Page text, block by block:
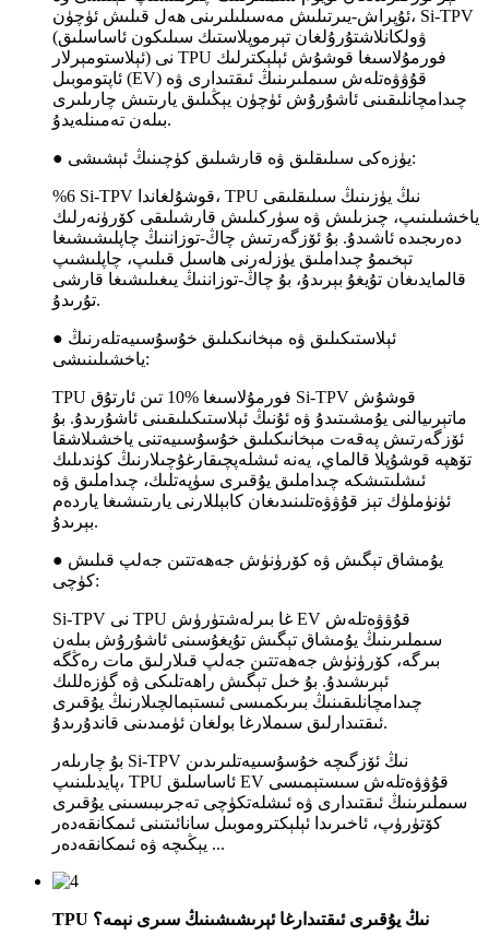
ئۇپراش-يىرتىلىش مەسىلىلىرىنى ھەل قىلىش ئۈچۈن، Si-TPV
(ۋولكانلاشتۇرۇلغان تېرموپلاستىك سىلىكون ئاساسلىق
ئېلاستومېرلار) نى TPU فورمۇلاسىغا قوشۇش ئېلېكترلىك
ئاپتوموبىل (EV) قۇۋۋەتلەش سىملىرىنىڭ ئىقتىدارى ۋە
چىدامچانلىقىنى ئاشۇرۇش ئۈچۈن يېڭىلىق يارىتىش چارىلىرى
بىلەن تەمىنلەيدۇ.
● يۈزەكى سىلىقلىق ۋە قارشىلىق كۈچىنىڭ ئېشىشى:
%6 Si-TPV قوشۇلغاندا، TPU نىڭ يۈزىنىڭ سىلىقلىقى
ياخشىلىنىپ، چىزىلىش ۋە سۈركىلىش قارشىلىقى كۆرۈنەرلىك
دەرىجىدە ئاشىدۇ. بۇ ئۆزگەرتىش چاڭ-توزاننىڭ چاپلىشىشىغا
تېخىمۇ چىداملىق يۈزلەرنى ھاسىل قىلىپ، چاپلىشىپ
قالمايدىغان تۇيغۇ بېرىدۇ، بۇ چاڭ-توزاننىڭ يىغىلىشىغا قارشى
تۇرىدۇ.
● ئېلاستىكىلىق ۋە مېخانىكىلىق خۇسۇسىيەتلەرنىڭ
ياخشىلىنىشى:
TPU فورمۇلاسىغا %10 تىن ئارتۇق Si-TPV قوشۇش
ماتېرىيالنى يۇمشىتىدۇ ۋە ئۇنىڭ ئېلاستىكىلىقىنى ئاشۇرىدۇ. بۇ
ئۆزگەرتىش پەقەت مېخانىكىلىق خۇسۇسىيەتنى ياخشىلاشقا
تۆھپە قوشۇپلا قالماي، يەنە ئىشلەپچىقارغۇچىلارنىڭ كۈندىلىك
ئىشلىتىشكە چىداملىق يۇقىرى سۈپەتلىك، چىداملىق ۋە
ئۈنۈملۈك تېز قۇۋۋەتلىنىدىغان كابېللارنى يارىتىشىغا ياردەم
بېرىدۇ.
● يۇمشاق تېگىش ۋە كۆرۈنۈش جەھەتتىن جەلپ قىلىش
كۈچى:
Si-TPV نى TPU غا بىرلەشتۈرۈش EV قۇۋۋەتلەش
سىملىرىنىڭ يۇمشاق تېگىش تۇيغۇسىنى ئاشۇرۇش بىلەن
بىرگە، كۆرۈنۈش جەھەتتىن جەلپ قىلارلىق مات رەڭگە
ئېرىشىدۇ. بۇ خىل تېگىش راھەتلىكى ۋە گۈزەللىك
چىدامچانلىقىنىڭ بىرىكمىسى ئىستېمالچىلارنىڭ يۇقىرى
ئىقتىدارلىق سىملارغا بولغان ئۈمىدىنى قاندۇرىدۇ.
بۇ چارىلەر Si-TPV نىڭ ئۆزگىچە خۇسۇسىيەتلىرىدىن
پايدىلىنىپ، TPU ئاساسلىق EV قۇۋۋەتلەش سىستېمىسى
سىملىرىنىڭ ئىقتىدارى ۋە ئىشلەتكۈچى تەجرىبىسىنى يۇقىرى
كۆتۈرۈپ، ئاخىرىدا ئېلېكتروموبىل سانائىتىنى ئىمكانقەدەر
يېڭىچە ۋە ئىمكانقەدەر ...
TPU نىڭ يۇقىرى ئىقتىدارغا ئېرىشىشىنىڭ سىرى نېمە؟